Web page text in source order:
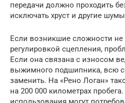
передачи должно проходить
исключать хруст и другие
Если возникшие сложности не
регулировкой сцепления,
Если она связана с износом
выжимного подшипника, всю
заменить. На «Рено Логан»
на 200 000 километрах